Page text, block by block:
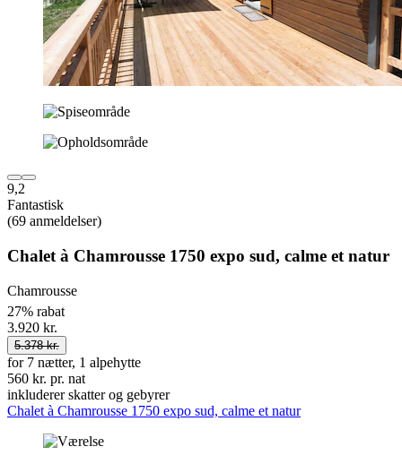
9,2
Fantastisk
(69 anmeldelser)
Chalet à Chamrousse 1750 expo sud, calme et natur
Chamrousse
27% rabat
3.920 kr.
5.378 kr.
for 7 nætter, 1 alpehytte
560 kr. pr. nat
inkluderer skatter og gebyrer
Chalet à Chamrousse 1750 expo sud, calme et natur